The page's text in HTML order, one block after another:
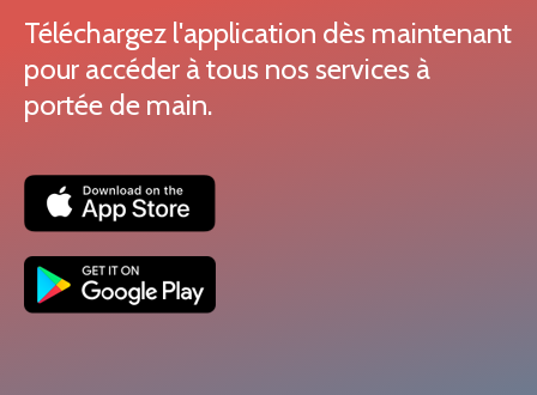
Téléchargez l'application dès maintenant
pour accéder à tous nos services à
portée de main.